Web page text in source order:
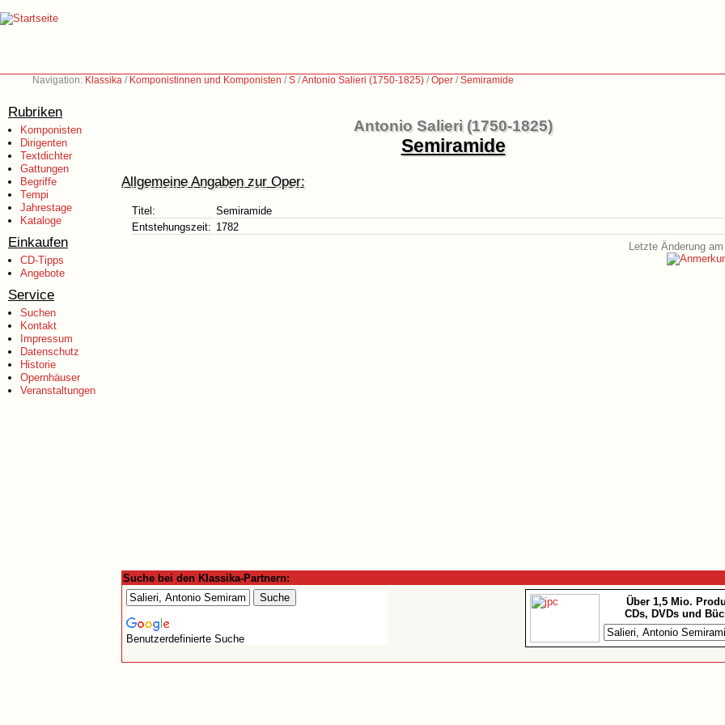
Navigation: Klassika / Komponistinnen und Komponisten /S /Antonio Salieri (1750-1825) /Oper /Semiramide
Rubriken
Komponisten
Dirigenten
Textdichter
Gattungen
Begriffe
Tempi
Jahrestage
Kataloge
Einkaufen
CD-Tipps
Angebote
Service
Suchen
Kontakt
Impressum
Datenschutz
Historie
Opernhäuser
Veranstaltungen
Antonio Salieri (1750-1825)
Semiramide
Allgemeine Angaben zur Oper:
Titel:
Semiramide
Entstehungszeit: 1782
Letzte Änderung
Suche bei den Klassika-Partnern:
Benutzerdefinierte Suche
Über 1,5 Mio.
CDs, DVDs und